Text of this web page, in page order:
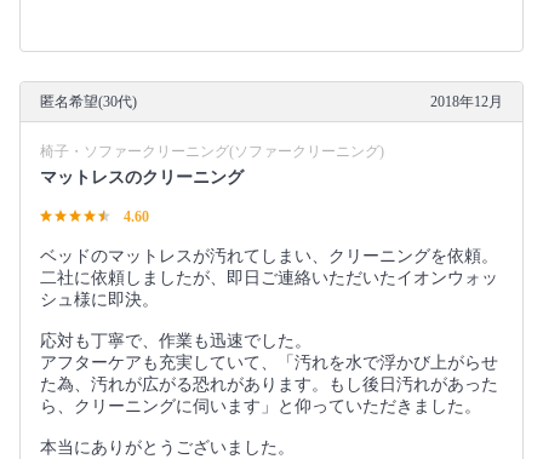
匿名希望(30代) 2018年12月
椅子・ソファークリーニング(ソファークリーニング)
マットレスのクリーニング
4.60
ベッドのマットレスが汚れてしまい、クリーニングを依頼。
二社に依頼しましたが、即日ご連絡いただいたイオンウォッ
シュ様に即決。
応対も丁寧で、作業も迅速でした。
アフターケアも充実していて、「汚れを水で浮かび上がらせ
た為、汚れが広がる恐れがあります。もし後日汚れがあった
ら、クリーニングに伺います」と仰っていただきました。
本当にありがとうございました。